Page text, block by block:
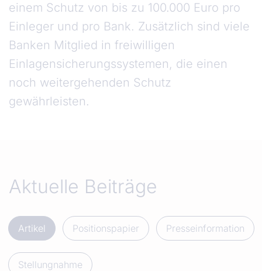
einem Schutz von bis zu 100.000 Euro pro
Einleger und pro Bank. Zusätzlich sind viele
Banken Mitglied in freiwilligen
Einlagensicherungssystemen, die einen
noch weitergehenden Schutz
gewährleisten.
Aktuelle Beiträge
Artikel Positionspapier Presseinformation
Stellungnahme